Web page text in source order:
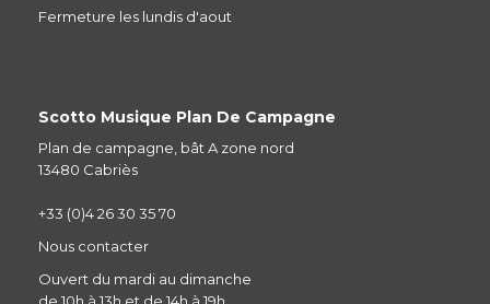
Fermeture les lundis d'aout
Scotto Musique Plan De Campagne
Plan de campagne, bât A zone nord
13480 Cabriès
+33 (0)4 26 30 35 70
Nous contacter
Ouvert du mardi au dimanche
de 10h à 13h et de 14h à 19h